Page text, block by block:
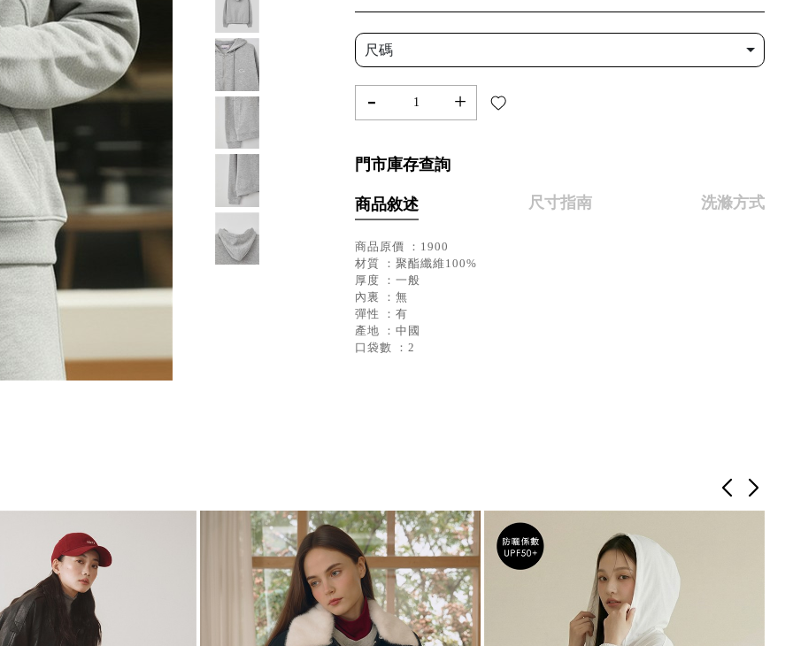
尺碼
- +
門市庫存查詢
商品敘述 尺寸指南 洗滌方式
商品原價 ：1900
材質 ：聚酯纖維100%
厚度 ：一般
內裏 ：無
彈性 ：有
產地 ：中國
口袋數 ：2